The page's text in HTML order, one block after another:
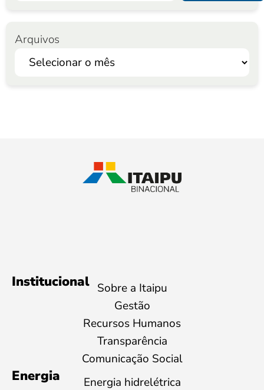
Arquivos
Institucional Sobre a Itaipu
Gestão
Recursos Humanos
Transparência
Comunicação Social
Energia
Energia hidrelétrica